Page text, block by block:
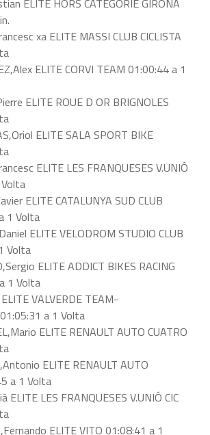
ELITE HORS CATEGORIE GIRONA
xa ELITE MASSI CLUB CICLISTA
ELITE CORVI TEAM 01:00:44 a 1
ELITE ROUE D OR BRIGNOLES
ELITE SALA SPORT BIKE
ELITE LES FRANQUESES V.UNIÓ
ELITE CATALUNYA SUD CLUB
1 Volta
ELITE VELODROM STUDIO CLUB
Volta
ELITE ADDICT BIKES RACING
1 Volta
VALVERDE TEAM-
a 1 Volta
ELITE RENAULT AUTO CUATRO
ELITE RENAULT AUTO
a 1 Volta
ELITE LES FRANQUESES V.UNIÓ CIC
ELITE VITO 01:08:41 a 1